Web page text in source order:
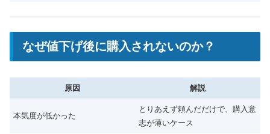
なぜ値下げ後に購入されないのか？
原因 解説
本気度が低かった
とりあえず頼んだだけで、購入意
志が薄いケース